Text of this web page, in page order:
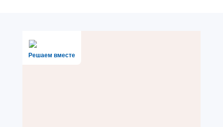
Решаем вместе